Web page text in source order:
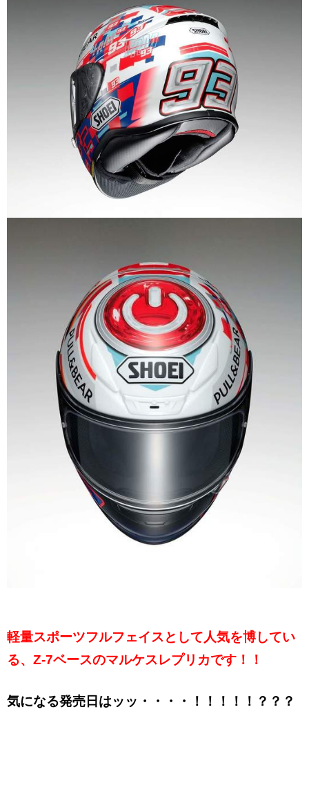
軽量スポーツフルフェイスとして人気を博してい
る、Z-7ベースのマルケスレプリカです！！
気になる発売日はッッ・・・・！！！！！？？？